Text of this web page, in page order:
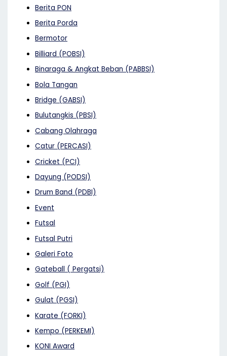
Berita PON
Berita Porda
Bermotor
Billiard (POBSI)
Binaraga & Angkat Beban (PABBSI)
Bola Tangan
Bridge (GABSI)
Bulutangkis (PBSI)
Cabang Olahraga
Catur (PERCASI)
Cricket (PCI)
Dayung (PODSI)
Drum Band (PDBI)
Event
Futsal
Futsal Putri
Galeri Foto
Gateball ( Pergatsi)
Golf (PGI)
Gulat (PGSI)
Karate (FORKI)
Kempo (PERKEMI)
KONI Award